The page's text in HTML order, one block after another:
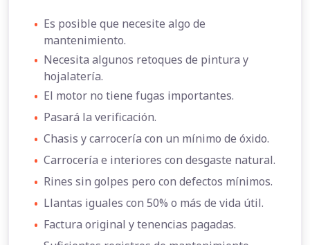
• Es posible que necesite algo de
mantenimiento.
• Necesita algunos retoques de pintura y
hojalatería.
• El motor no tiene fugas importantes.
• Pasará la verificación.
• Chasis y carrocería con un mínimo de óxido.
• Carrocería e interiores con desgaste natural.
• Rines sin golpes pero con defectos mínimos.
• Llantas iguales con 50% o más de vida útil.
• Factura original y tenencias pagadas.